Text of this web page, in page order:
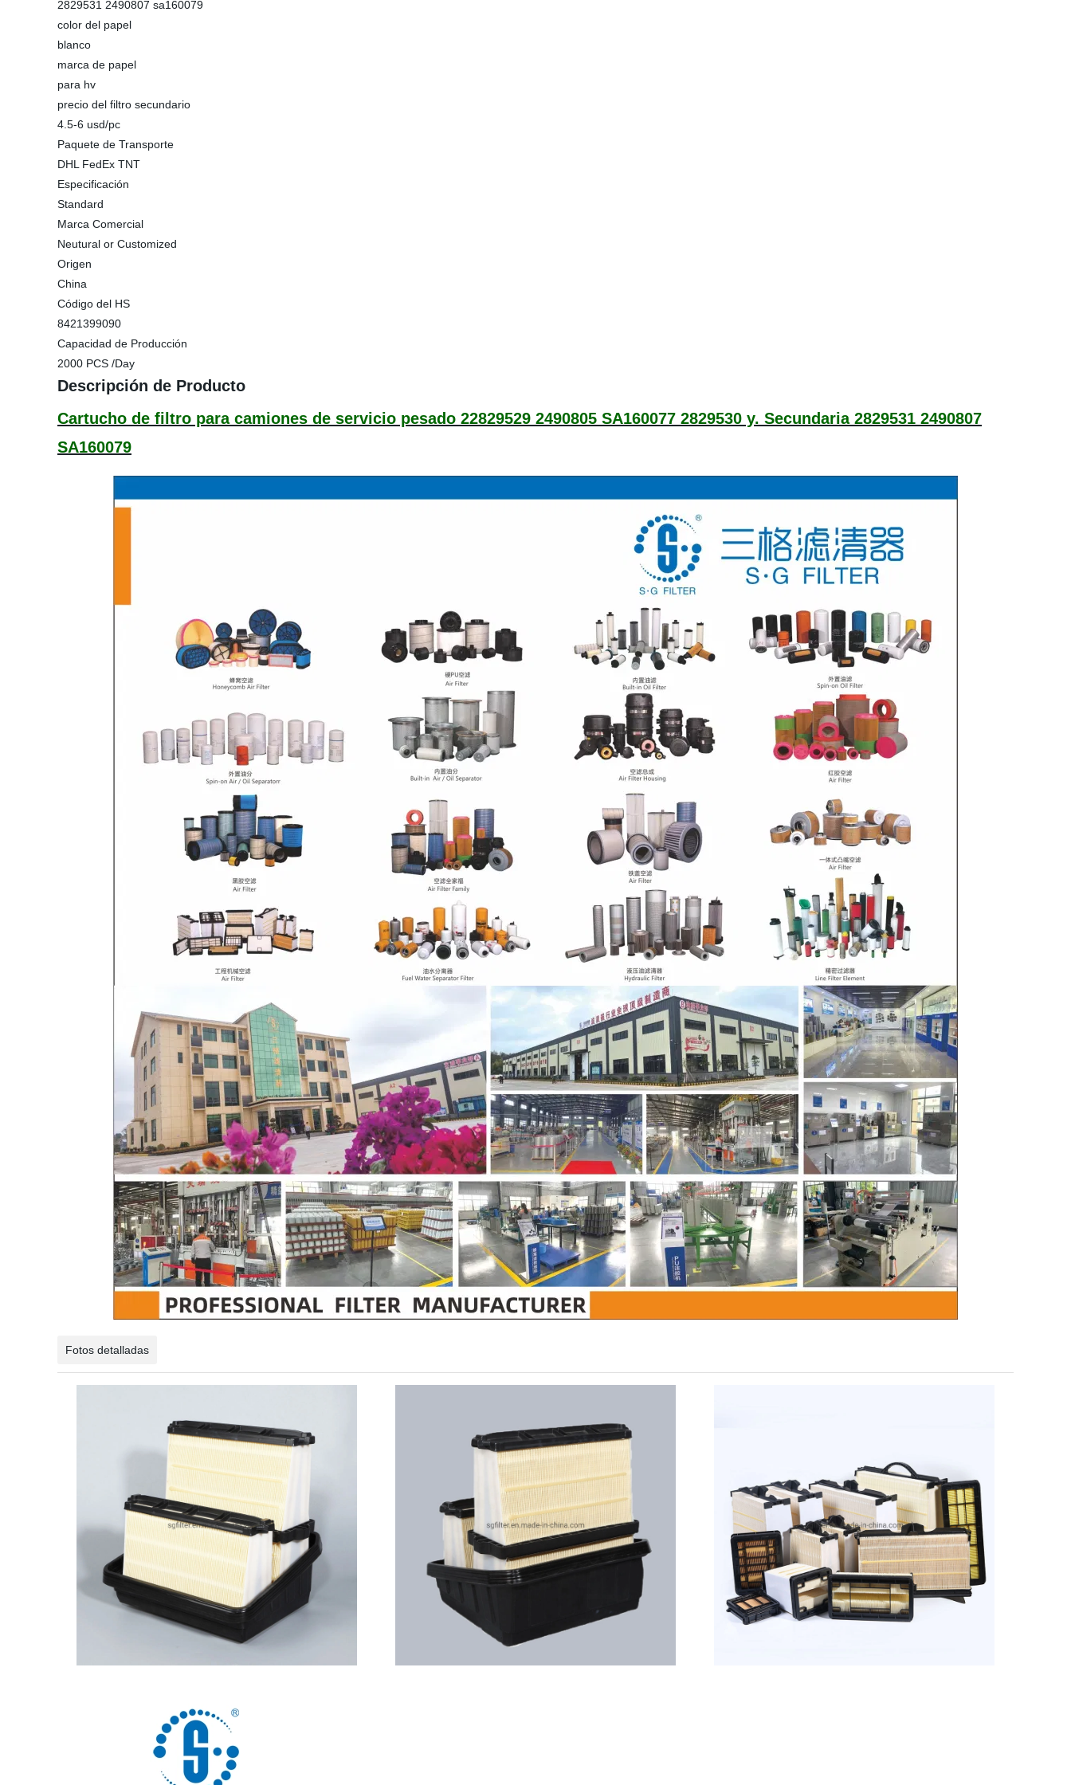
2829531 2490807 sa160079
color del papel
blanco
marca de papel
para hv
precio del filtro secundario
4.5-6 usd/pc
Paquete de Transporte
DHL FedEx TNT
Especificación
Standard
Marca Comercial
Neutural or Customized
Origen
China
Código del HS
8421399090
Capacidad de Producción
2000 PCS /Day
Descripción de Producto
Cartucho de filtro para camiones de servicio pesado 22829529 2490805 SA160077 2829530 y. Secundaria 2829531 2490807
SA160079
Fotos detalladas